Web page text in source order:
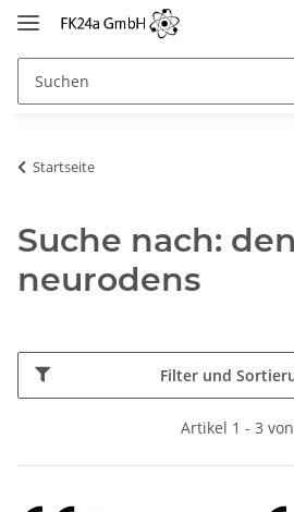
Startseite
Suche nach:
neurodens
Filter und
Artikel 1 - 3